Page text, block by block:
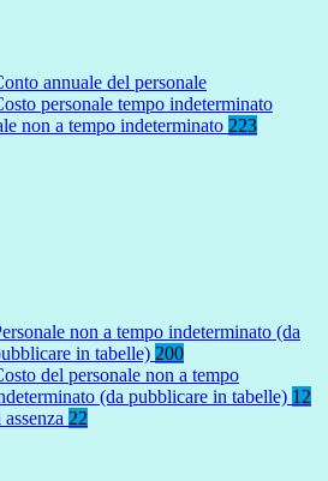
annuale del personale
personale tempo indeterminato
non a tempo indeterminato 223
non a tempo indeterminato (da
in tabelle) 200
del personale non a tempo
(da pubblicare in tabelle) 12
22